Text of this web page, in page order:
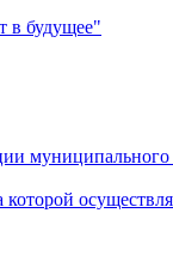
в будущее"
муниципального